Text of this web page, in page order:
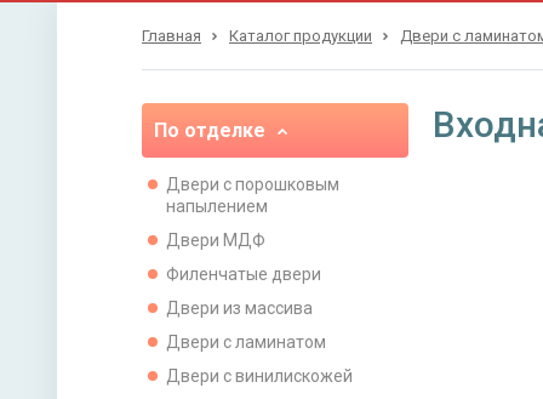
Главная Каталог продукции Двери с
По отделке
Двери с порошковым
напылением
Двери МДФ
Филенчатые двери
Двери из массива
Двери с ламинатом
Двери с винилискожей